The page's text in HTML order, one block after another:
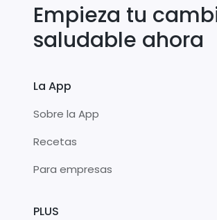
Empieza tu
saludable ahora
La App
Sobre la App
Recetas
Para empresas
PLUS